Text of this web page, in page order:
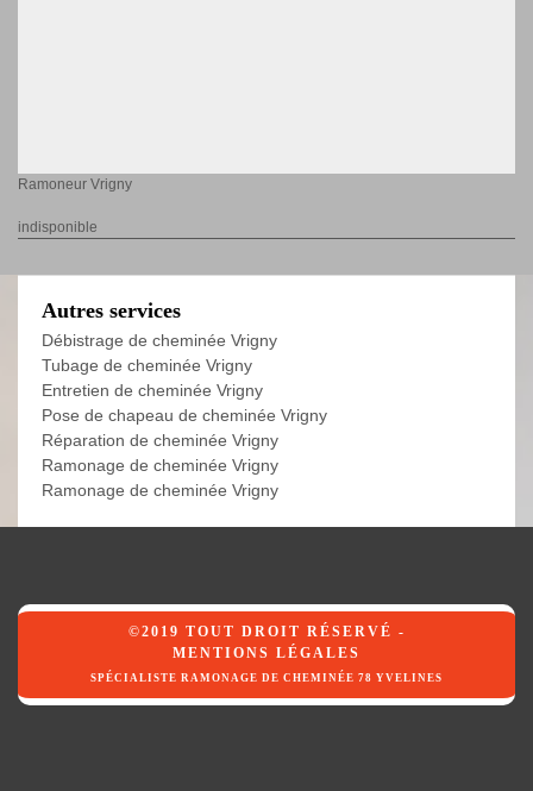
Ramoneur Vrigny
indisponible
Autres services
Débistrage de cheminée Vrigny
Tubage de cheminée Vrigny
Entretien de cheminée Vrigny
Pose de chapeau de cheminée Vrigny
Réparation de cheminée Vrigny
Ramonage de cheminée Vrigny
Ramonage de cheminée Vrigny
©2019 TOUT DROIT RÉSERVÉ -
MENTIONS LÉGALES
SPÉCIALISTE RAMONAGE DE CHEMINÉE 78 YVELINES